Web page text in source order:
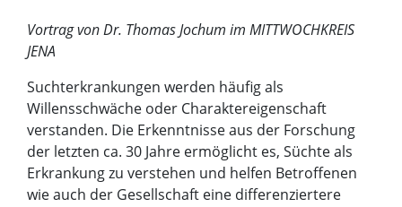
Vortrag von Dr. Thomas Jochum im MITTWOCHKREIS
JENA
Suchterkrankungen werden häufig als
Willensschwäche oder Charaktereigenschaft
verstanden. Die Erkenntnisse aus der Forschung
der letzten ca. 30 Jahre ermöglicht es, Süchte als
Erkrankung zu verstehen und helfen Betroffenen
wie auch der Gesellschaft eine differenziertere